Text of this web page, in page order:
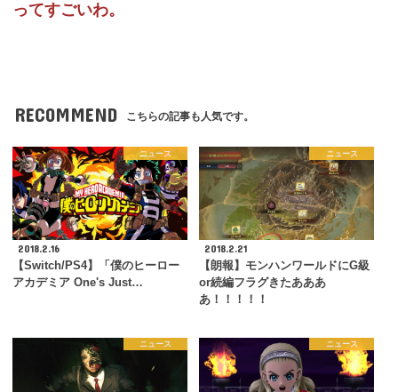
ってすごいわ。
RECOMMEND こちらの記事も人気です。
ニュース
2018.2.16
【Switch/PS4】「僕のヒーロー
アカデミア One's Just…
ニュース
2018.2.21
【朗報】モンハンワールドにG級
or続編フラグきたあああ
あ！！！！！
ニュース ニュース